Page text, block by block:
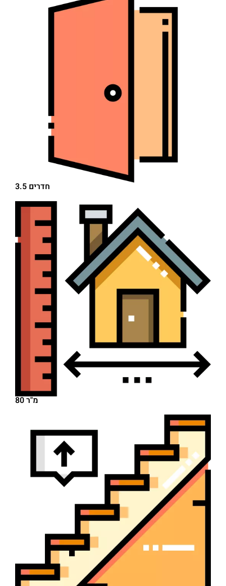
3.5 חדרים
80 מ"ר